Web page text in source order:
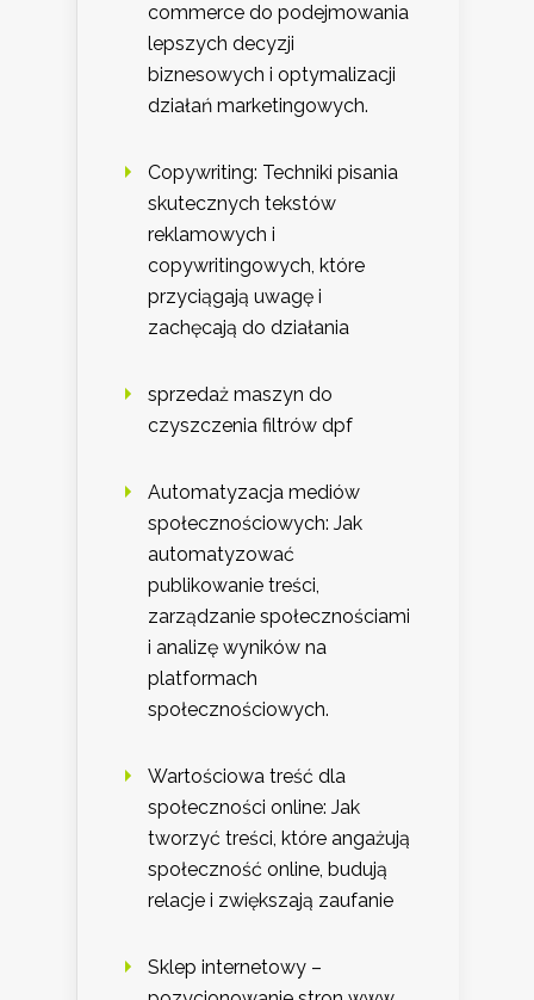
commerce do podejmowania
lepszych decyzji
biznesowych i optymalizacji
działań marketingowych.
Copywriting: Techniki pisania
skutecznych tekstów
reklamowych i
copywritingowych, które
przyciągają uwagę i
zachęcają do działania
sprzedaż maszyn do
czyszczenia filtrów dpf
Automatyzacja mediów
społecznościowych: Jak
automatyzować
publikowanie treści,
zarządzanie społecznościami
i analizę wyników na
platformach
społecznościowych.
Wartościowa treść dla
społeczności online: Jak
tworzyć treści, które angażują
społeczność online, budują
relacje i zwiększają zaufanie
Sklep internetowy –